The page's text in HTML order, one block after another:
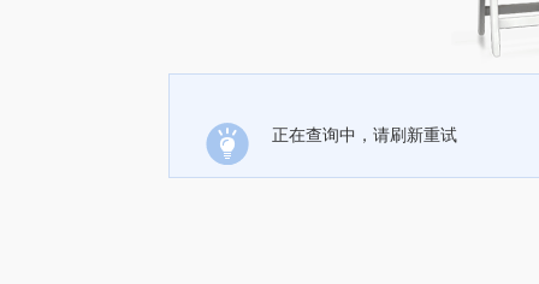
正在查询中，请刷新重试